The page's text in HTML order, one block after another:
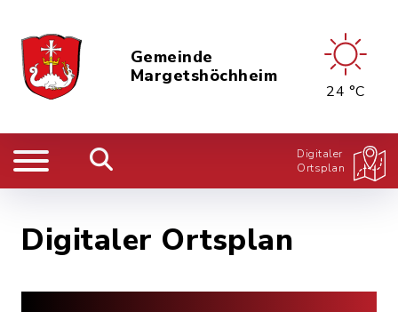
Gemeinde
Margetshöchheim
24 °C
Digitaler
Ortsplan
Digitaler Ortsplan